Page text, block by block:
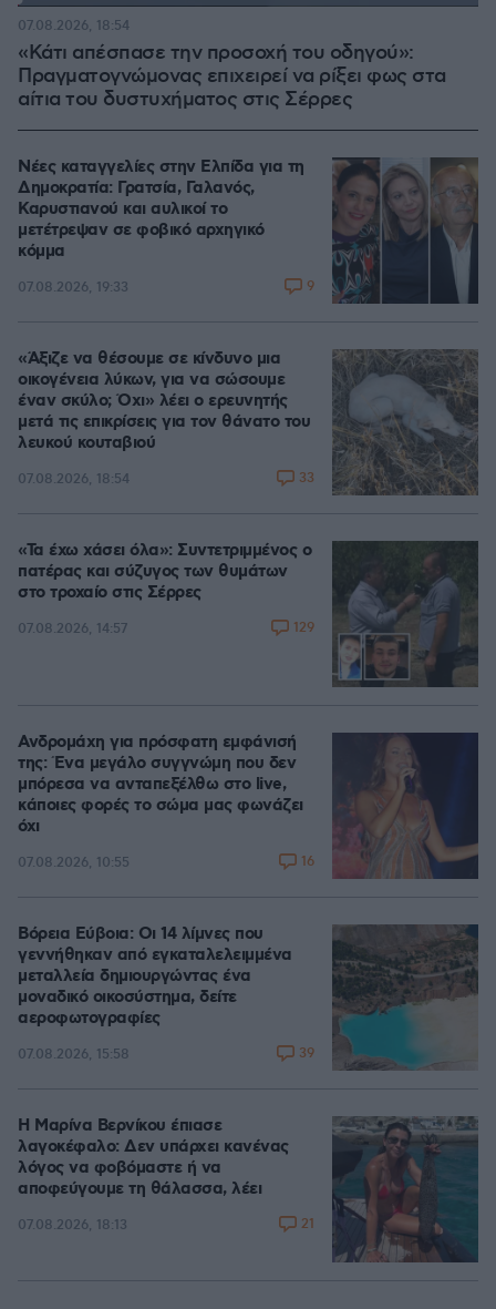
Loaded:
«Κάτι απέσπασε την προσοχή του οδηγού»:
Πραγματογνώμονας επιχειρεί να ρίξει φως στα
αίτια του δυστυχήματος στις Σέρρες
07.08.2026, 18:54
Νέες καταγγελίες στην Ελπίδα για τη
Δημοκρατία: Γρατσία, Γαλανός,
Καρυστιανού και αυλικοί το
μετέτρεψαν σε φοβικό αρχηγικό
κόμμα
07.08.2026, 19:33 9
«Άξιζε να θέσουμε σε κίνδυνο μια
οικογένεια λύκων, για να σώσουμε
έναν σκύλο; Όχι» λέει ο ερευνητής
μετά τις επικρίσεις για τον θάνατο του
λευκού κουταβιού
07.08.2026, 18:54 33
«Τα έχω χάσει όλα»: Συντετριμμένος ο
πατέρας και σύζυγος των θυμάτων
στο τροχαίο στις Σέρρες
07.08.2026, 14:57 129
Ανδρομάχη για πρόσφατη εμφάνισή
της: Ένα μεγάλο συγγνώμη που δεν
μπόρεσα να ανταπεξέλθω στο live,
κάποιες φορές το σώμα μας φωνάζει
όχι
07.08.2026, 10:55 16
Βόρεια Εύβοια: Οι 14 λίμνες που
γεννήθηκαν από εγκαταλελειμμένα
μεταλλεία δημιουργώντας ένα
μοναδικό οικοσύστημα, δείτε
αεροφωτογραφίες
07.08.2026, 15:58 39
Η Μαρίνα Βερνίκου έπιασε
λαγοκέφαλο: Δεν υπάρχει κανένας
λόγος να φοβόμαστε ή να
αποφεύγουμε τη θάλασσα, λέει
07.08.2026, 18:13 21